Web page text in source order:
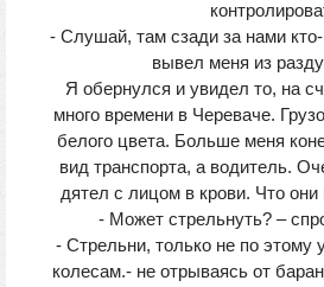
- Слушай, там сзади за нами кто-
вывел меня из
Я обернулся и увидел то, на
много времени в Череваче.
белого цвета. Больше меня
вид транспорта, а водитель.
дятел с лицом в крови. Что они
- Может стрельнуть? –
- Стрельни, только не по этому
колесам.- не отрываясь от